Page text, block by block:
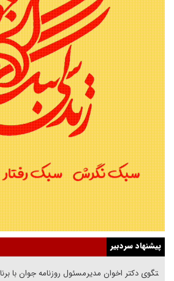
پیشنهاد سردبیر
گفتگوی دکتر اخوان مدیرمسئول روزنامه جوان با